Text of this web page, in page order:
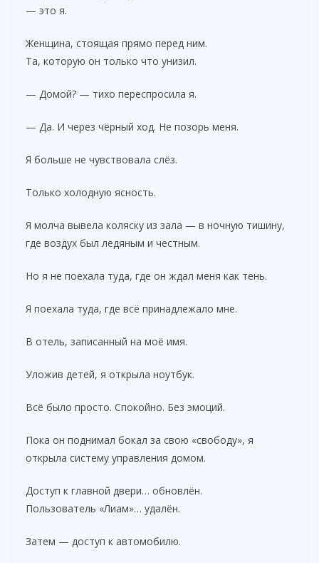
— это я.
Женщина, стоящая прямо перед ним.
Та, которую он только что унизил.
— Домой? — тихо переспросила я.
— Да. И через чёрный ход. Не позорь меня.
Я больше не чувствовала слёз.
Только холодную ясность.
Я молча вывела коляску из зала — в ночную тишину,
где воздух был ледяным и честным.
Но я не поехала туда, где он ждал меня как тень.
Я поехала туда, где всё принадлежало мне.
В отель, записанный на моё имя.
Уложив детей, я открыла ноутбук.
Всё было просто. Спокойно. Без эмоций.
Пока он поднимал бокал за свою «свободу», я
открыла систему управления домом.
Доступ к главной двери… обновлён.
Пользователь «Лиам»… удалён.
Затем — доступ к автомобилю.